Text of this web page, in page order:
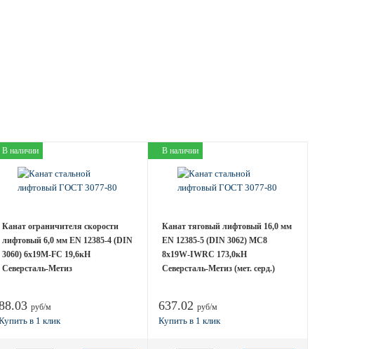
В наличии
Канат ограничителя скорости
лифтовый 6,0 мм EN 12385-4 (DIN
3060) 6х19M-FC 19,6кН
Северсталь-Метиз
руб/м
В наличии
Канат тяговый лифтовый 16,0 мм
EN 12385-5 (DIN 3062) МС8
8х19W-IWRC 173,0кН
Северсталь-Метиз (мет. серд.)
637.02 руб/м